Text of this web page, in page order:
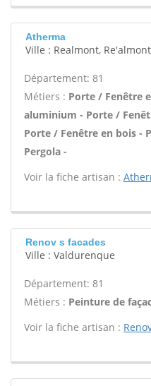
Atherma
Ville : Realmont, Re'almont
Département: 81
Métiers : Porte / Fenêtre
aluminium - Porte /
Porte / Fenêtre en bois -
Pergola -
Voir la fiche artisan :
Renov s facades
Ville : Valdurenque
Département: 81
Métiers : Peinture de
Voir la fiche artisan :